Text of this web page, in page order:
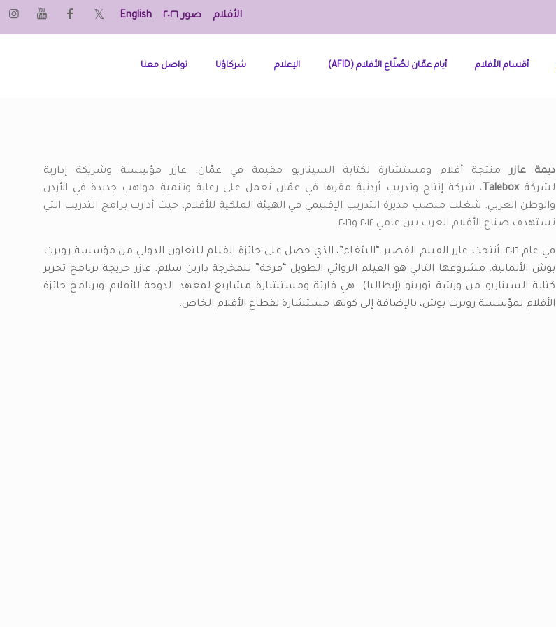
الأفلام صور ٢٠٢٦ English
أقسام الأفلام أيام عمّان لصُنّاع الأفلام (AFID) الإعلام شركاؤنا تواصل معنا
ديمة عازر منتجة أفلام ومستشارة لكتابة السيناريو مقيمة في عمّان. عازر مؤسِسة وشريكة إدارية
لشركةTalebox ، شركة إنتاج وتدريب أردنية مقرها في عمّان تعمل على رعاية وتنمية مواهب جديدة في الأردن
والوطن العربي. شغلت منصب مديرة التدريب الإقليمي في الهيئة الملكية للأفلام، حيث أدارت برامج التدريب التي
تستهدف صناع الأفلام العرب بين عامي ٢٠١٢ و٢٠١٦.
في عام ٢٠١٦، أنتجت عازر الفيلم القصير “الببّغاء”، الذي حصل على جائزة الفيلم للتعاون الدولي من مؤسسة روبرت
بوش الألمانية. مشروعها التالي هو الفيلم الروائي الطويل “فرحة” للمخرجة دارين سلام. عازر خريجة برنامج تحرير
كتابة السيناريو من ورشة تورينو (إيطاليا). هي قارئة ومستشارة مشاريع لمعهد الدوحة للأفلام وبرنامج جائزة
الأفلام لمؤسسة روبرت بوش، بالإضافة إلى كونها مستشارة لقطاع الأفلام الخاص.